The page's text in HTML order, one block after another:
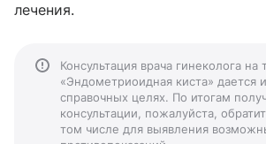
лечения.
Консультация врача гинеколога на
«Эндометриоидная киста» дается
справочных целях. По итогам
консультации, пожалуйста,
том числе для выявления